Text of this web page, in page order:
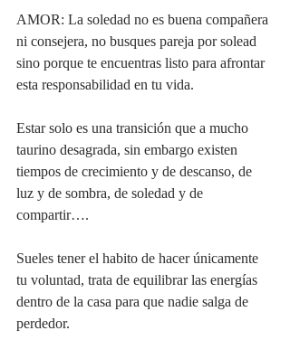
AMOR: La soledad no es buena compañera
ni consejera, no busques pareja por solead
sino porque te encuentras listo para afrontar
esta responsabilidad en tu vida.
Estar solo es una transición que a mucho
taurino desagrada, sin embargo existen
tiempos de crecimiento y de descanso, de
luz y de sombra, de soledad y de
compartir….
Sueles tener el habito de hacer únicamente
tu voluntad, trata de equilibrar las energías
dentro de la casa para que nadie salga de
perdedor.